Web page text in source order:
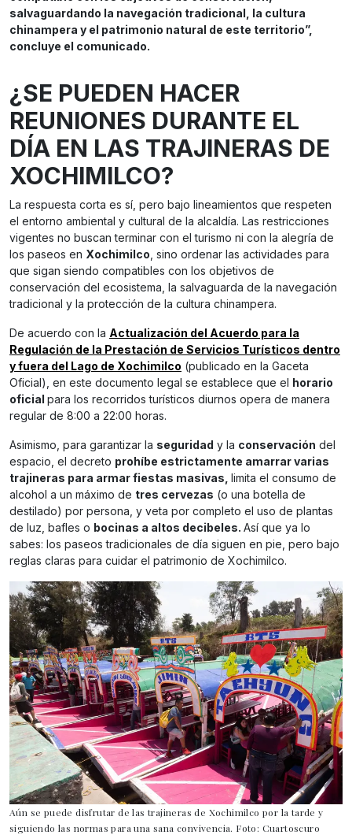
salvaguardando la navegación tradicional, la cultura
chinampera y el patrimonio natural de este territorio”,
concluye el comunicado.
¿SE PUEDEN HACER
REUNIONES DURANTE EL
DÍA EN LAS TRAJINERAS DE
XOCHIMILCO?
La respuesta corta es sí, pero bajo lineamientos que respeten
el entorno ambiental y cultural de la alcaldía. Las restricciones
vigentes no buscan terminar con el turismo ni con la alegría de
los paseos en Xochimilco , sino ordenar las actividades para
que sigan siendo compatibles con los objetivos de
conservación del ecosistema, la salvaguarda de la navegación
tradicional y la protección de la cultura chinampera.
De acuerdo con la Actualización del Acuerdo para la
Regulación de la Prestación de Servicios Turísticos dentro
y fuera del Lago de Xochimilco (publicado en la Gaceta
Oficial), en este documento legal se establece que el horario
oficial para los recorridos turísticos diurnos opera de manera
regular de 8:00 a 22:00 horas.
Asimismo, para garantizar la seguridad y la conservación del
espacio, el decreto prohíbe estrictamente amarrar varias
trajineras para armar fiestas masivas, limita el consumo de
alcohol a un máximo de tres cervezas (o una botella de
destilado) por persona, y veta por completo el uso de plantas
de luz, bafles o bocinas a altos decibeles. Así que ya lo
sabes: los paseos tradicionales de día siguen en pie, pero bajo
reglas claras para cuidar el patrimonio de Xochimilco.
Aún se puede disfrutar de las trajineras de Xochimilco por la tarde y
siguiendo las normas para una sana convivencia. Foto: Cuartoscuro